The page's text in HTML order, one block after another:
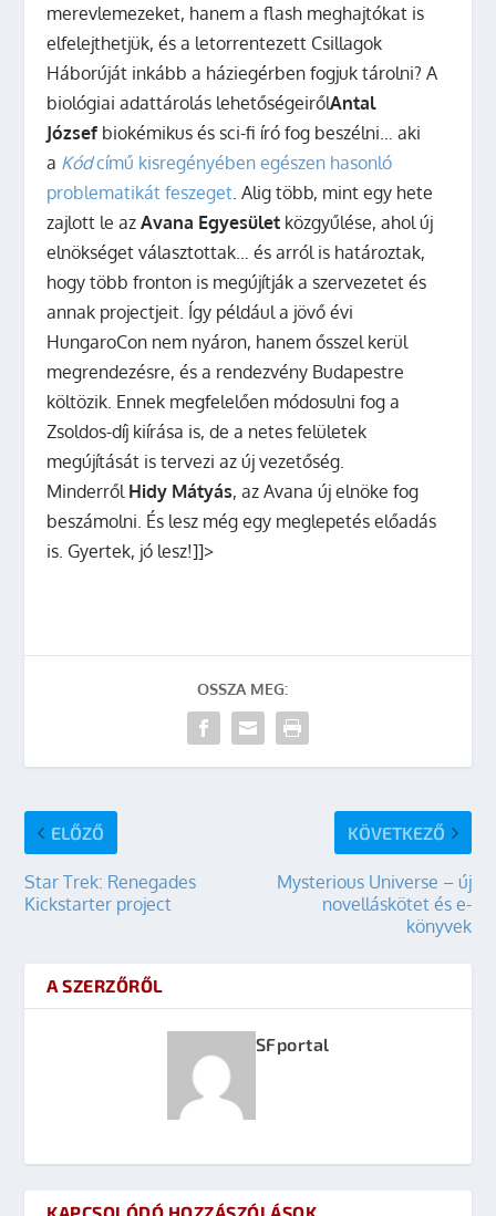
merevlemezeket, hanem a flash meghajtókat is
elfelejthetjük, és a letorrentezett Csillagok
Háborúját inkább a háziegérben fogjuk tárolni? A
biológiai adattárolás lehetőségeirőlAntal
József biokémikus és sci-fi író fog beszélni… aki
a Kódcímű kisregényében egészen hasonló
problematikát feszeget . Alig több, mint egy hete
zajlott le azAvana Egyesület közgyűlése, ahol új
elnökséget választottak… és arról is határoztak,
hogy több fronton is megújítják a szervezetet és
annak projectjeit. Így például a jövő évi
HungaroCon nem nyáron, hanem ősszel kerül
megrendezésre, és a rendezvény Budapestre
költözik. Ennek megfelelően módosulni fog a
Zsoldos-díj kiírása is, de a netes felületek
megújítását is tervezi az új vezetőség.
Minderről Hidy Mátyás, az Avana új elnöke fog
beszámolni. És lesz még egy meglepetés előadás
is. Gyertek, jó lesz!]]>
OSSZA MEG:
ELŐZŐ
Star Trek: Renegades
Kickstarter project
KÖVETKEZŐ
Mysterious Universe – új
novelláskötet és e-
könyvek
A SZERZŐRŐL
SFportal
KAPCSOLÓDÓ HOZZÁSZÓLÁSOK